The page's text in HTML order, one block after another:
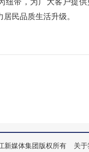
民品质生活升级。
新媒体集团版权所有 关于